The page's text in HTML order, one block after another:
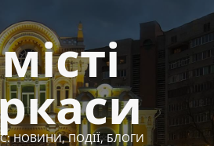
НОВИНИ, ПОДІЇ, БЛОГИ